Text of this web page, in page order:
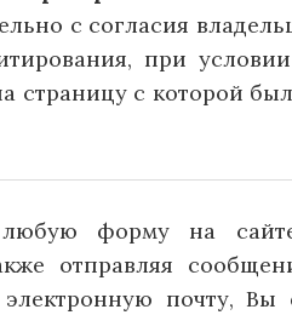
с согласия
при условии
страницу с которой
любую форму на
отправляя
почту, Вы